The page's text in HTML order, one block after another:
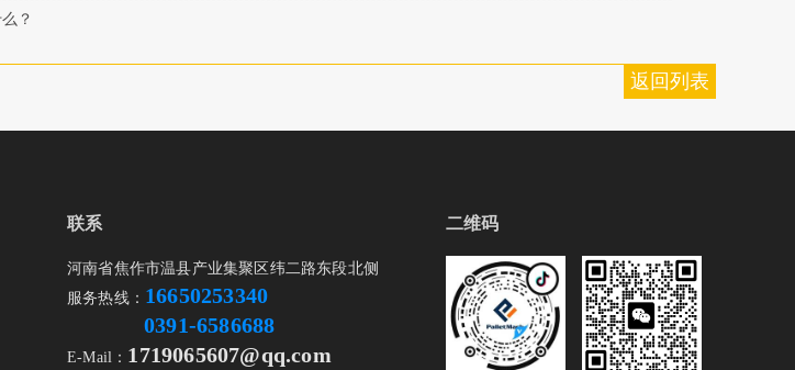
？
返回列表
联系
河南省焦作市温县产业集聚区纬二路东段北侧
服务热线： 16650253340
0391-6586688
E-Mail： 1719065607@qq.com
二维码